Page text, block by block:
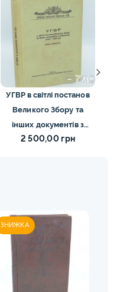
УГВР в світлі постанов
Великого Збору та
інших документів з
діяльности 1944-1951 рр
2 500,00 грн
ЗНИЖКА